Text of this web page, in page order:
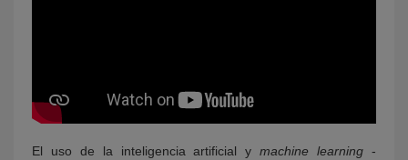
El uso de la inteligencia artificial ymachine learning -